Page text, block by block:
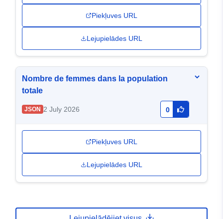
Piekļuves URL
Lejupielādes URL
Nombre de femmes dans la population
totale
JSON 2 July 2026 0
Piekļuves URL
Lejupielādes URL